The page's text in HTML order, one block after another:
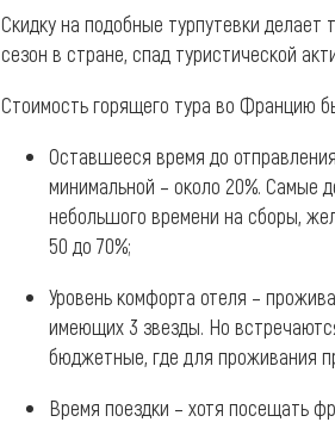
Скидку на подобные турпутевки
сезон в стране, спад туристической
Стоимость горящего тура во Францию
Оставшееся время до
минимальной – около 20%. Самые
небольшого времени на сборы,
50 до 70%;
Уровень комфорта отеля –
имеющих 3 звезды. Но
бюджетные, где для проживания
Время поездки – хотя посещать